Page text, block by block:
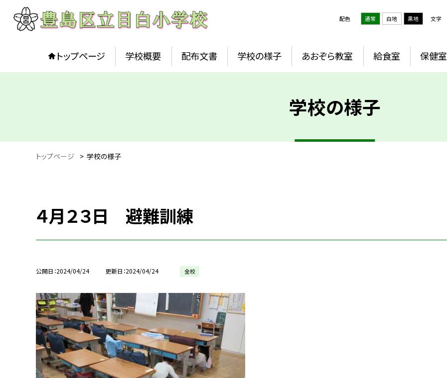
配色 通常 白地 黒地 文字
トップページ 学校概要 配布文書 学校の様子 あおぞら教室 給食室 保健室
学校の様子
トップページ > 学校の様子
４月２３日 避難訓練
公開日 2024/04/24 更新日 2024/04/24 全校